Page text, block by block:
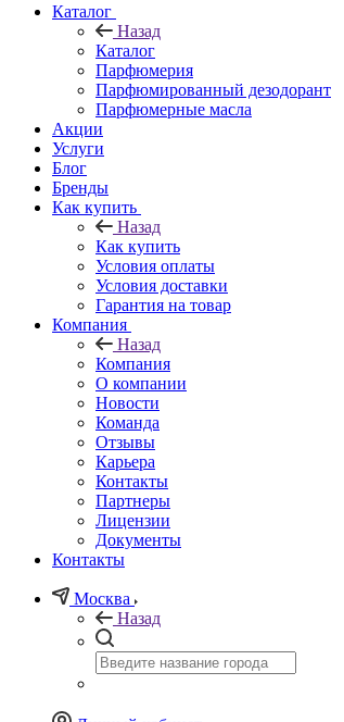
Каталог
Назад
Каталог
Парфюмерия
Парфюмированный дезодорант
Парфюмерные масла
Акции
Услуги
Блог
Бренды
Как купить
Назад
Как купить
Условия оплаты
Условия доставки
Гарантия на товар
Компания
Назад
Компания
О компании
Новости
Команда
Отзывы
Карьера
Контакты
Партнеры
Лицензии
Документы
Контакты
Москва
Назад